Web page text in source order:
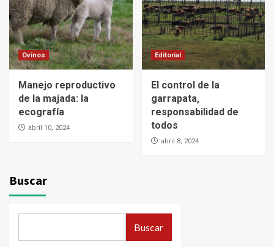
Ovinos
Manejo reproductivo
de la majada: la
ecografía
abril 10, 2024
Editorial
El control de la
garrapata,
responsabilidad de
todos
abril 8, 2024
Buscar
Buscar